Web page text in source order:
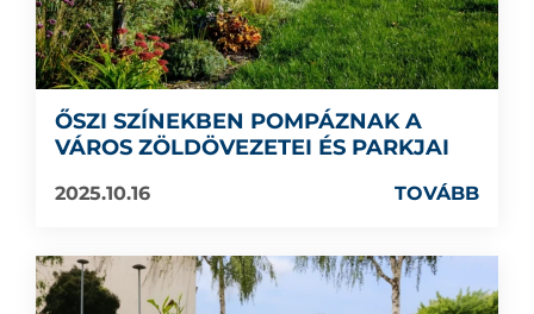
ŐSZI SZÍNEKBEN POMPÁZNAK A
VÁROS ZÖLDÖVEZETEI ÉS PARKJAI
2025.10.16 TOVÁBB